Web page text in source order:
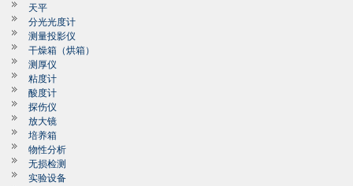
天平
分光光度计
测量投影仪
干燥箱（烘箱）
测厚仪
粘度计
酸度计
探伤仪
放大镜
培养箱
物性分析
无损检测
实验设备